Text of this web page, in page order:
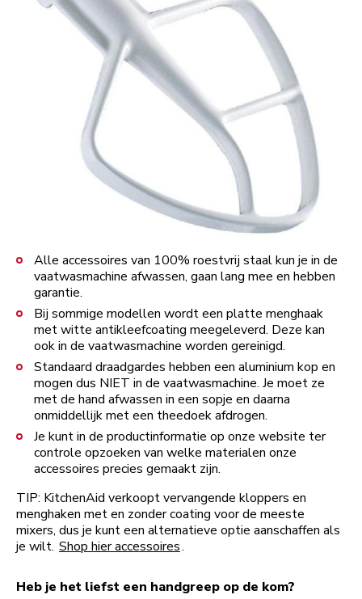
Alle accessoires van 100% roestvrij staal kun je in de
vaatwasmachine afwassen, gaan lang mee en hebben
garantie.
Bij sommige modellen wordt een platte menghaak
met witte antikleefcoating meegeleverd. Deze kan
ook in de vaatwasmachine worden gereinigd.
Standaard draadgardes hebben een aluminium kop en
mogen dus NIET in de vaatwasmachine. Je moet ze
met de hand afwassen in een sopje en daarna
onmiddellijk met een theedoek afdrogen.
Je kunt in de productinformatie op onze website ter
controle opzoeken van welke materialen onze
accessoires precies gemaakt zijn.
TIP: KitchenAid verkoopt vervangende kloppers en
menghaken met en zonder coating voor de meeste
mixers, dus je kunt een alternatieve optie aanschaffen als
je wilt. Shop hier accessoires.
Heb je het liefst een handgreep op de kom?